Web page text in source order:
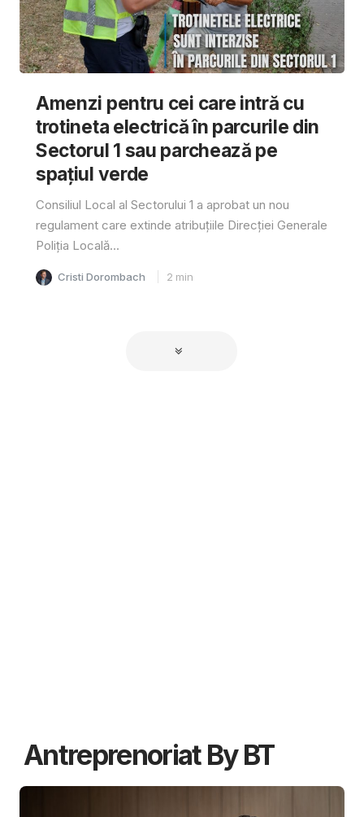
Amenzi pentru cei care intră cu
trotineta electrică în parcurile din
Sectorul 1 sau parchează pe
spațiul verde
Consiliul Local al Sectorului 1 a aprobat un nou
regulament care extinde atribuțiile Direcției Generale
Poliția Locală...
Cristi Dorombach 2 min
Antreprenoriat By BT